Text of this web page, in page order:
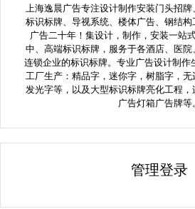
上海逸晨广告专注设计制作安装门头招牌
标识标牌、导视系统、楼体广告、钢结
广告二十年！集设计，制作，安装一站
中、高端标识标牌，服务于各酒店、医
连锁企业的标识标牌。专业广告设计制作
工厂生产：精品字，迷你字，树脂字，
发光字等，以及大型标识标牌亮化工程
广告灯箱广告牌等。
管理登录